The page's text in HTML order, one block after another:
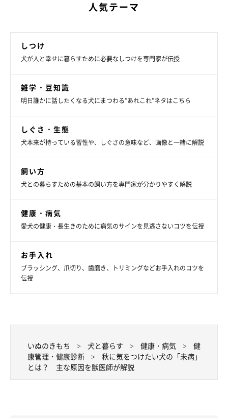
朝晩の冷え込みや長雨が体の負担に
自律神経が乱れて免疫力が下がりやすい時季です。台風や長雨な
乾燥による皮膚や呼吸器のトラブルが出やすい
状の変化や再発を起こしやすい時季です。
愛犬と日々過ごしている飼い主さんが「いつもと違うな」と感じ
人気テーマ
しつけ
犬が人と幸せに暮らすために必要なしつけを専門家が伝授
雑学・豆知識
明日誰かに話したくなる犬にまつわる”あれこれ”ネタはこちら
しぐさ・生態
犬本来が持っている習性や、しぐさの意味など、画像と一緒に解説
飼い方
犬との暮らすための基本の飼い方を専門家が分かりやすく解説
健康・病気
愛犬の健康・長生きのために病気のサインを見逃さないコツを伝授
お手入れ
ブラッシング、爪切り、歯磨き、トリミングなどお手入れのコツを
伝授
いぬのきもち 犬と暮らす 健康・病気
健
康管理・健康診断
秋に気をつけたい犬の「未病」
とは？ 主な原因を獣医師が解説